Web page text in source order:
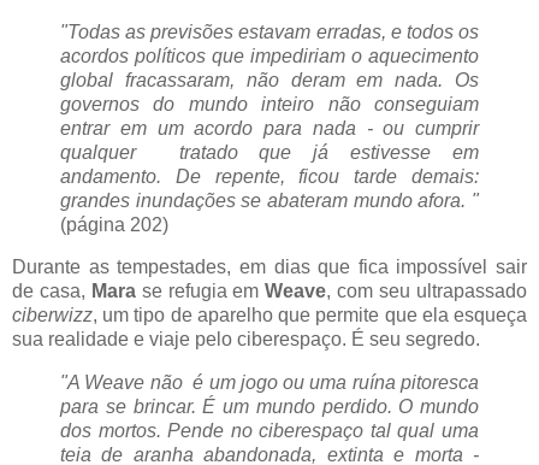
"Todas as previsões estavam erradas, e todos os
acordos políticos que impediriam o aquecimento
global fracassaram, não deram em nada. Os
governos do mundo inteiro não conseguiam
entrar em um acordo para nada - ou cumprir
qualquer tratado que já estivesse em
andamento. De repente, ficou tarde demais:
grandes inundações se abateram mundo afora. "
(página 202)
Durante as tempestades, em dias que fica impossível sair
de casa, Marase refugia emWeave, com seu ultrapassado
ciberwizz, um tipo de aparelho que permite que ela esqueça
sua realidade e viaje pelo ciberespaço. É seu segredo.
"A Weave não é um jogo ou uma ruína pitoresca
para se brincar. É um mundo perdido. O mundo
dos mortos. Pende no ciberespaço tal qual uma
teia de aranha abandonada, extinta e morta -